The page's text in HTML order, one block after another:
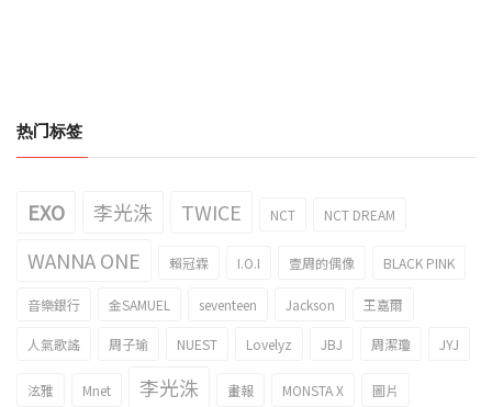
热门标签
EXO 李光洙 TWICE NCT NCT DREAM
WANNA ONE 賴冠霖 I.O.I 壹周的偶像 BLACK PINK
音樂銀行 金SAMUEL seventeen Jackson 王嘉爾
人氣歌謠 周子瑜 NUEST Lovelyz JBJ 周潔瓊 JYJ
泫雅 Mnet 李光洙 畫報 MONSTA X 圖片